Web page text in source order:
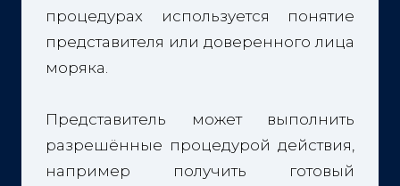
процедурах используется понятие
представителя или доверенного лица
моряка.
Представитель может выполнить
разрешённые процедурой действия,
например получить готовый